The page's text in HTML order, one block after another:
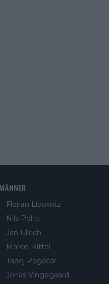
MÄNNER
Florian Lipowitz
Nils Politt
Jan Ullrich
Marcel Kittel
Tadej Pogacar
Jonas Vingegaard